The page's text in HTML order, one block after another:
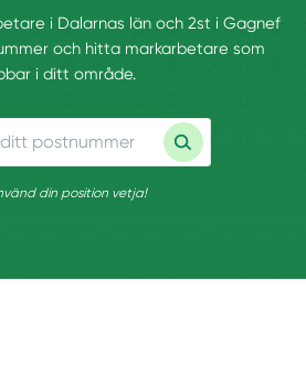
i Dalarnas län och 2st i Gagnef
och hitta markarbetare som
i ditt område.
din position vetja!